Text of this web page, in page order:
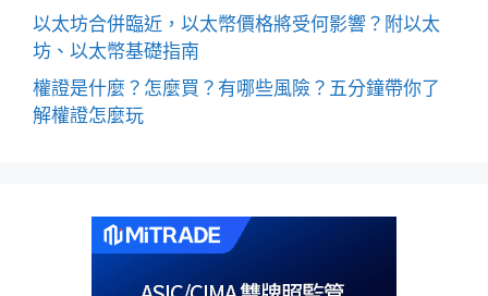
以太坊合併臨近，以太幣價格將受何影響？附以太
坊、以太幣基礎指南
權證是什麼？怎麼買？有哪些風險？五分鐘帶你了
解權證怎麼玩